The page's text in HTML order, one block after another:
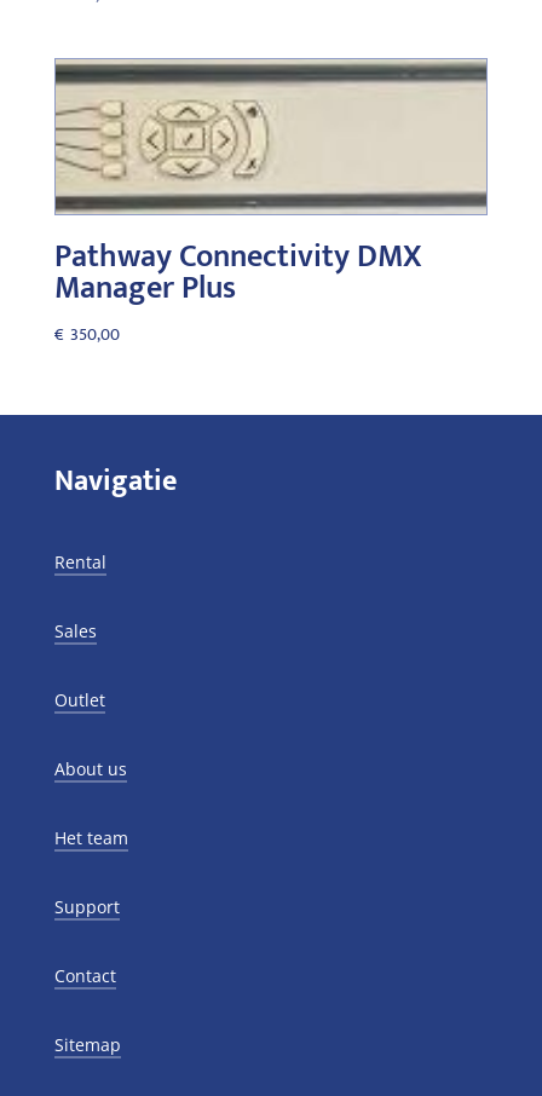
Pathway Connectivity DMX
Manager Plus
€ 350,00
Navigatie
Rental
Sales
Outlet
About us
Het team
Support
Contact
Sitemap